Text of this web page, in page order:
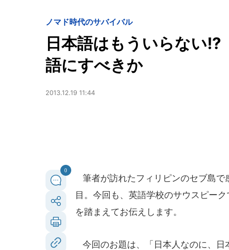
ノマド時代のサバイバル
日本語はもういらない
語にすべきか
2013.12.19 11:44
0
筆者が訪れたフィリピンのセブ島で
目。今回も、英語学校のサウスピー
を踏まえてお伝えします。
今回のお題は、「日本人なのに、日